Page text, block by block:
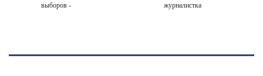
выборов -
журналистка
Исаковой